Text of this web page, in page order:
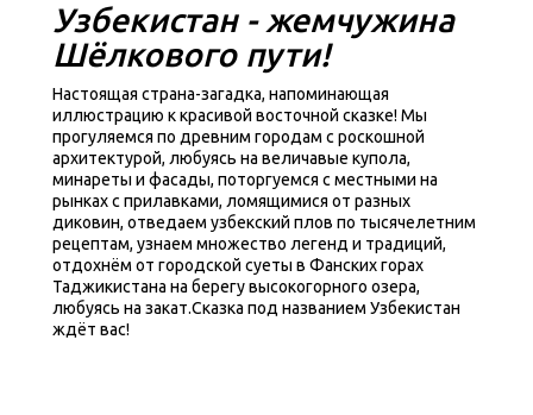
Узбекистан - жемчужина
Шёлкового пути!
Настоящая страна-загадка, напоминающая
иллюстрацию к красивой восточной сказке! Мы
прогуляемся по древним городам с роскошной
архитектурой, любуясь на величавые купола,
минареты и фасады, поторгуемся с местными на
рынках с прилавками, ломящимися от разных
диковин, отведаем узбекский плов по тысячелетним
рецептам, узнаем множество легенд и традиций,
отдохнём от городской суеты в Фанских горах
Таджикистана на берегу высокогорного озера,
любуясь на закат.Сказка под названием Узбекистан
ждёт вас!
Программа
путешествия